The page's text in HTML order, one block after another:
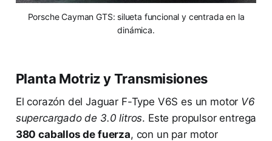
Porsche Cayman GTS: silueta funcional y centrada en la
dinámica.
Planta Motriz y Transmisiones
El corazón del Jaguar F-Type V6S es un motor V6
supercargado de 3.0 litros. Este propulsor entrega
380 caballos de fuerza, con un par motor